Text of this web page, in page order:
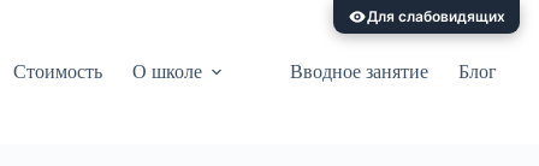
Стоимость О школе Вводное занятие Блог
Для слабовидящих